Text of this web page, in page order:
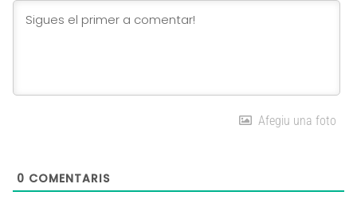
Afegiu una foto
0 COMENTARIS